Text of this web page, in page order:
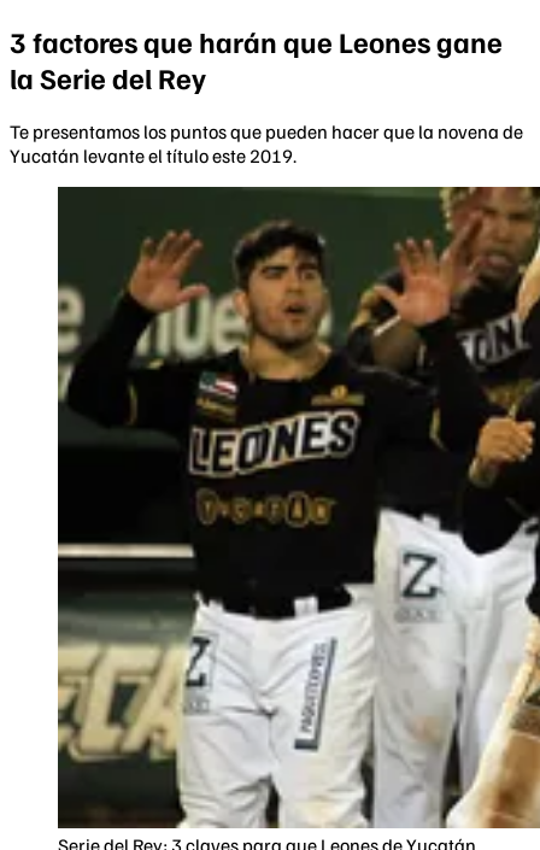
3 factores que harán que Leones gane
la Serie del Rey
Te presentamos los puntos que pueden hacer que la novena de
Yucatán levante el título este 2019.
Serie del Rey: 3 claves para que Leones de Yucatán